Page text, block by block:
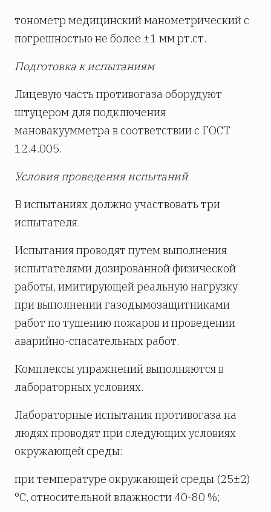
тонометр медицинский манометрический с
погрешностью не более ±1 мм рт.ст.
Подготовка к испытаниям
Лицевую часть противогаза оборудуют
штуцером для подключения
мановакуумметра в соответствии с ГОСТ
12.4.005.
Условия проведения испытаний
В испытаниях должно участвовать три
испытателя.
Испытания проводят путем выполнения
испытателями дозированной физической
работы, имитирующей реальную нагрузку
при выполнении газодымозащитниками
работ по тушению пожаров и проведении
аварийно-спасательных работ.
Комплексы упражнений выполняются в
лабораторных условиях.
Лабораторные испытания противогаза на
людях проводят при следующих условиях
окружающей среды:
при температуре окружающей среды (25±2)
°С, относительной влажности 40-80 %;